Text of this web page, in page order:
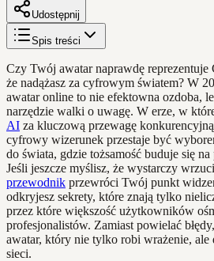
Udostępnij
Spis treści
Czy Twój awatar naprawdę reprezentuje
że nadążasz za cyfrowym światem? W
awatar online to nie efektowna ozdoba,
narzędzie walki o uwagę. W erze, w
AI za kluczową przewagę
cyfrowy wizerunek przestaje być
do świata, gdzie tożsamość buduje się
Jeśli jeszcze myślisz, że wystarczy
przewodnik przewróci Twój punkt
odkryjesz sekrety, które znają tylko
przez które większość użytkowników
profesjonalistów. Zamiast powielać
awatar, który nie tylko robi wrażenie, ale
sieci.